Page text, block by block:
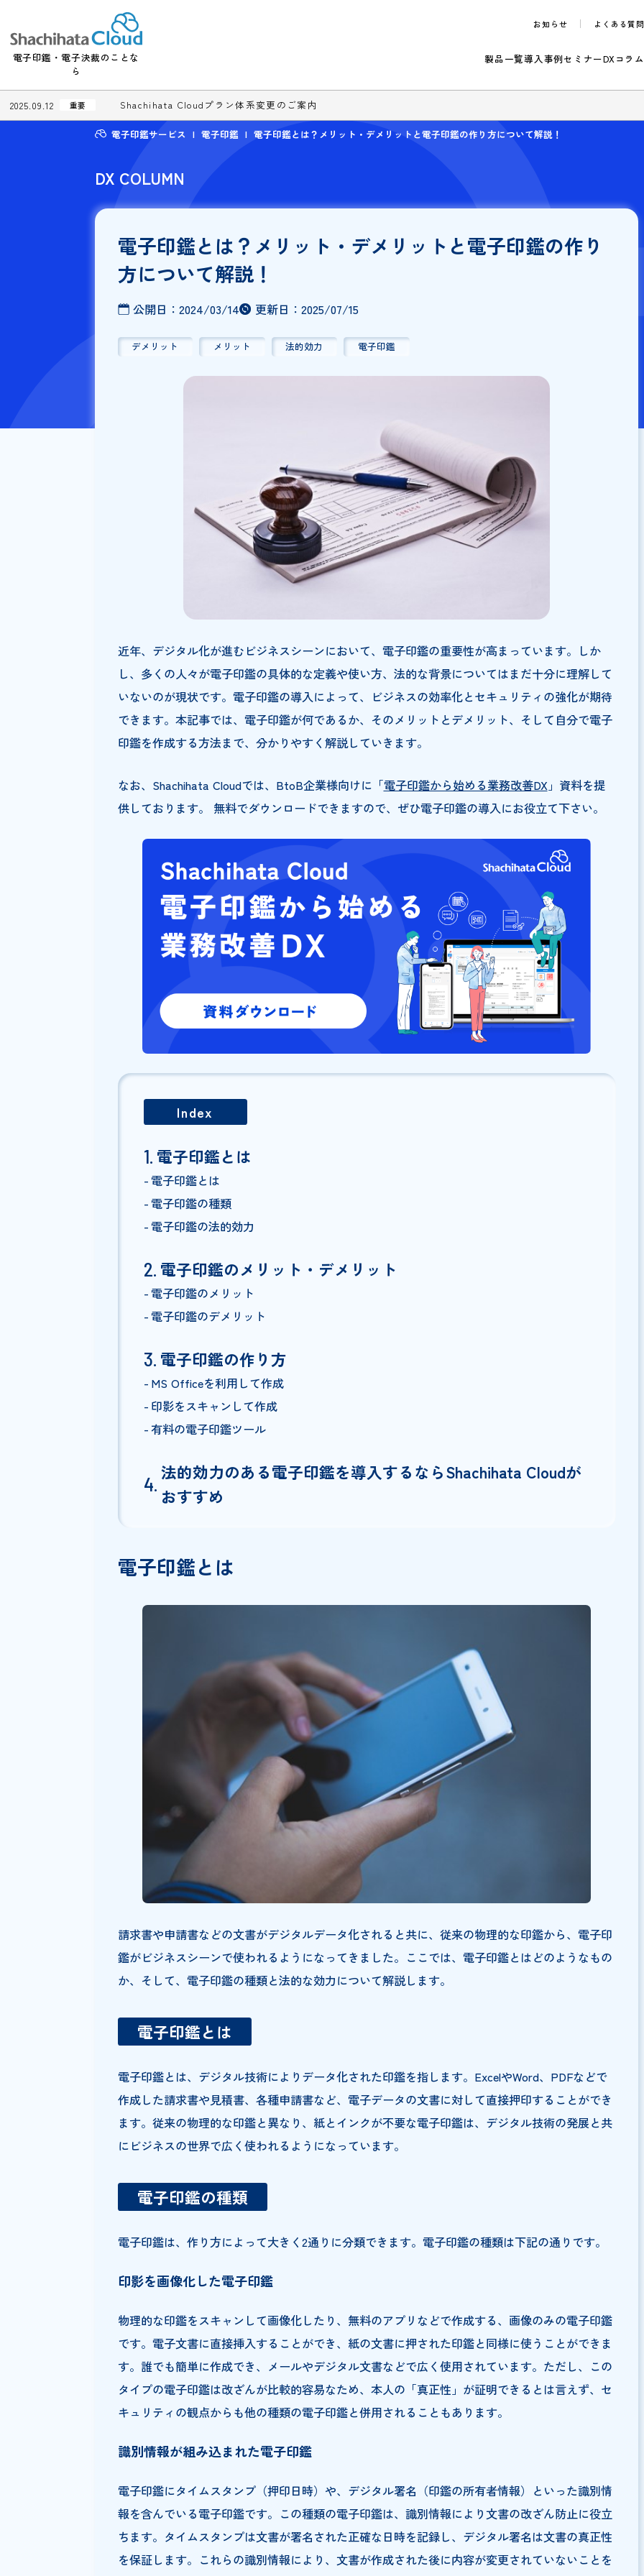
電子印鑑・電子決裁のことな
ら
お知らせ
製品一覧 導入事例 セ
2025.09.12 Shachihata Cloudプラン体系変更のご案内
DX COLUMN
電子印鑑とは？メリット・デメリットと電子印鑑の
方について解説！
公開日： 2024/03/14 更新日：2025/07/15
デメリット
近年、デジタル化が進むビジネスシーンにおいて、電子印鑑の重要性が高まっています。
し、多くの人々が電子印鑑の具体的な定義や使い方、法的な背景についてはまだ十分に理
できます。本記事では、電子印鑑が何であるか、そのメリットとデメリット、そして自分
なお、Shachihata Cloudでは、BtoB企業様向けに「 電子印鑑から始める業務改善DX
供しております。 無料でダウンロードできますので、ぜひ電子印鑑の導入にお役立て下さ
Index
電子印鑑とは
電子印鑑とは
電子印鑑の法的効力
電子印鑑のメリット・デメリット
電子印鑑のメリット
電子印鑑のデメリット
電子印鑑の作り方
印影をスキャンして作成
おすすめ
電子印鑑とは
請求書や申請書などの文書がデジタルデータ化されると共に、従来の物理的な印鑑から、
か、そして、電子印鑑の種類と法的な効力について解説します。
作成した請求書や見積書、各種申請書など、電子データの文書に対して直接押印すること
ます。従来の物理的な印鑑と異なり、紙とインクが不要な電子印鑑は、デジタル技術の発
にビジネスの世界で広く使われるようになっています。
電子印鑑の種類
電子印鑑は、作り方によって大きく2通りに分類できます。電子印鑑の種類は下記の通りで
印影を画像化した電子印鑑